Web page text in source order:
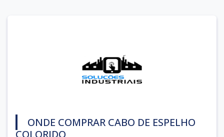
ONDE COMPRAR CABO DE ESPELHO
COLORIDO